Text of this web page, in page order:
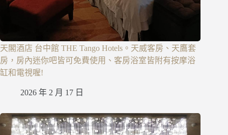
天閣酒店 台中館 THE Tango Hotels。天威客房、天鷹套
房，房內迷你吧皆可免費使用、客房浴室皆附有按摩浴
缸和電視喔!
2026 年 2 月 17 日